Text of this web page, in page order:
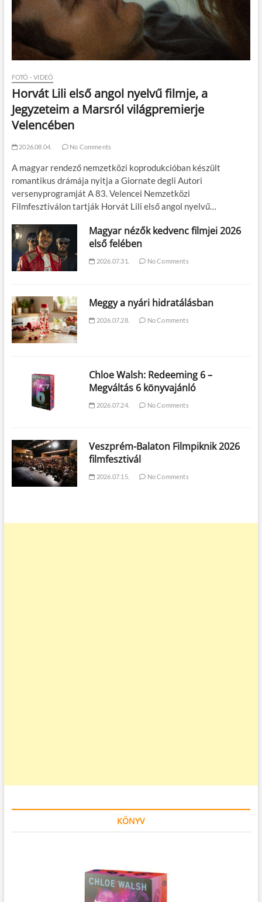
FOTÓ - VIDEÓ
Horvát Lili első angol nyelvű filmje, a
Jegyzeteim a Marsról világpremierje
Velencében
2026.08.04. No Comments
A magyar rendező nemzetközi koprodukcióban készült
romantikus drámája nyitja a Giornate degli Autori
versenyprogramját A 83. Velencei Nemzetközi
Filmfesztiválon tartják Horvát Lili első angol nyelvű…
Magyar nézők kedvenc filmjei 2026
első felében
2026.07.31. No Comments
Meggy a nyári hidratálásban
2026.07.28. No Comments
Chloe Walsh: Redeeming 6 –
Megváltás 6 könyvajánló
2026.07.24. No Comments
Veszprém-Balaton Filmpiknik 2026
filmfesztivál
2026.07.15. No Comments
KÖNYV